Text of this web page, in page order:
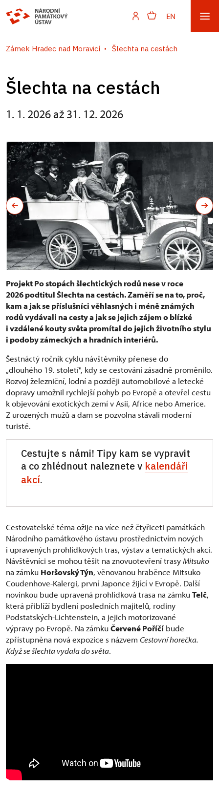
EN
Zámek Hradec nad Moravicí Šlechta na cestách
Šlechta na cestách
1. 1. 2026 až 31. 12. 2026
Projekt Po stopách šlechtických rodů nese v roce
2026 podtitul Šlechta na cestách. Zaměří se na to, proč,
kam a jak se příslušníci věhlasných i méně známých
rodů vydávali na cesty a jak se jejich zájem o blízké
i vzdálené kouty světa promítal do jejich životního stylu
i podoby zámeckých a hradních interiérů.
Šestnáctý ročník cyklu návštěvníky přenese do
„dlouhého 19. století", kdy se cestování zásadně proměnilo.
Rozvoj železniční, lodní a později automobilové a letecké
dopravy umožnil rychlejší pohyb po Evropě a otevřel cestu
k objevování exotických zemí v Asii, Africe nebo Americe.
Z urozených mužů a dam se pozvolna stávali moderní
turisté.
Cestujte s námi! Tipy kam se vypravit
a co zhlédnout naleznete v kalendáři
akcí.
Cestovatelské téma ožije na více než čtyřiceti památkách
Národního památkového ústavu prostřednictvím nových
i upravených prohlídkových tras, výstav a tematických akcí.
Návštěvníci se mohou těšit na znovuotevření trasyMitsuko
na zámku Horšovský Týn, věnovanou hraběnce Mitsuko
Coudenhove-Kalergi, první Japonce žijící v Evropě. Další
novinkou bude upravená prohlídková trasa na zámkuTelč,
která přiblíží bydlení posledních majitelů, rodiny
Podstatských-Lichtenstein, a jejich motorizované
výpravy po Evropě. Na zámkuČervené Poříčí bude
zpřístupněna nová expozice s názvem Cestovní horečka.
Když se šlechta vydala do světa.